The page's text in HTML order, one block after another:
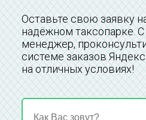
Оставьте свою заявку
надёжном таксопарке.
менеджер,
системе заказов
на отличных условиях!